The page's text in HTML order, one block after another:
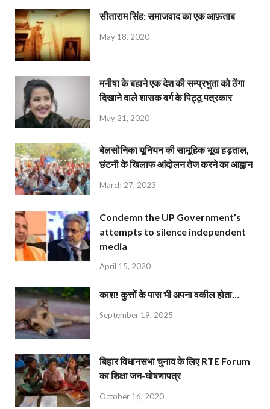
सीताराम सिंह: समाजवाद का एक आफ़ताब
May 18, 2020
मनीषा के बहाने एक देश की सम्प्रभुता को ठेंगा
दिखाने वाले शासक वर्ग के पिट्ठू पत्रकार
May 21, 2020
बेलसोनिका यूनियन की सामूहिक भूख हड़ताल,
छंटनी के खिलाफ आंदोलन तेज करने का आह्वान
March 27, 2023
Condemn the UP Government’s
attempts to silence independent
media
April 15, 2020
काश! कुत्तों के पास भी अपना वकील होता…
September 19, 2025
बिहार विधानसभा चुनाव के लिए RTE Forum
का शिक्षा जन-घोषणापत्र
October 16, 2020